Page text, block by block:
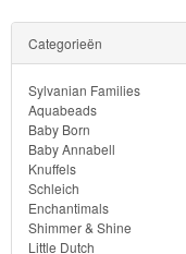
Categorieën
Sylvanian Families
Aquabeads
Baby Born
Baby Annabell
Knuffels
Schleich
Enchantimals
Shimmer & Shine
Little Dutch